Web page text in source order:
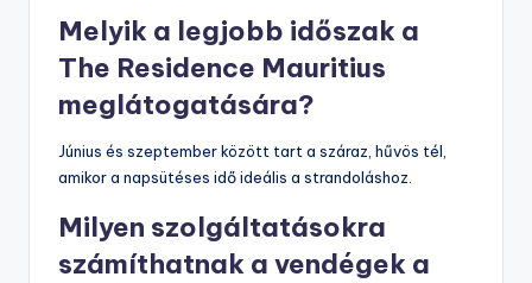
Melyik a legjobb időszak a
The Residence Mauritius
meglátogatására?
Június és szeptember között tart a száraz, hűvös tél,
amikor a napsütéses idő ideális a strandoláshoz.
Milyen szolgáltatásokra
számíthatnak a vendégek a